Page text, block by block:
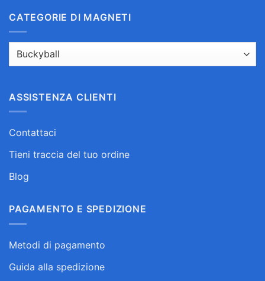
CATEGORIE DI MAGNETI
ASSISTENZA CLIENTI
Contattaci
Tieni traccia del tuo ordine
Blog
PAGAMENTO E SPEDIZIONE
Metodi di pagamento
Guida alla spedizione